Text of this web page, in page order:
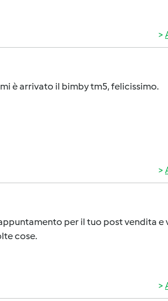
è arrivato il bimby tm5, felicissimo.
per il tuo post vendita e
cose.